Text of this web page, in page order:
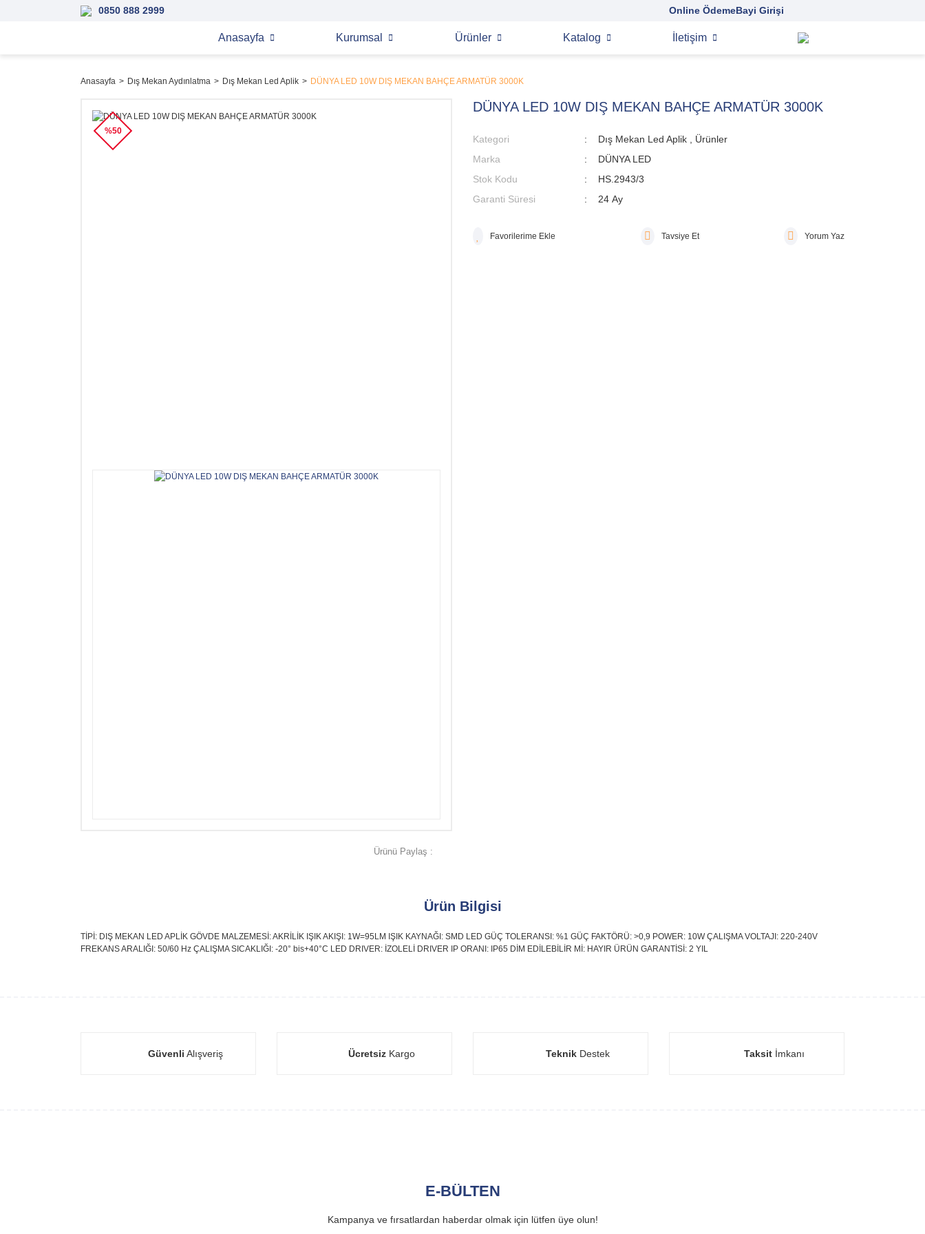
0850 888 2999 Online ÖdemeBayi Girişi
Anasayfa Kurumsal Ürünler Katalog İletişim
Anasayfa Dış Mekan Aydınlatma Dış Mekan Led Aplik DÜNYA LED 10W DIŞ MEKAN BAHÇE ARMATÜR 3000K
%50
Ürünü Paylaş :
DÜNYA LED 10W DIŞ MEKAN BAHÇE ARMATÜR 3000K
Kategori Dış Mekan Led Aplik
Ürünler
Marka
DÜNYA LED
Stok Kodu
HS.2943/3
Garanti Süresi
24 Ay
Tavsiye Et Yorum Yaz
Ürün Bilgisi
TİPİ: DIŞ MEKAN LED APLİK GÖVDE MALZEMESİ: AKRİLİK IŞIK AKIŞI: 1W=95LM IŞIK KAYNAĞI: SMD LED GÜÇ TOLERANSI: %1 GÜÇ FAKTÖRÜ: >0,9 POWER: 10W ÇALIŞMA VOLTAJI: 220-240V
FREKANS ARALIĞI: 50/60 Hz ÇALIŞMA SICAKLIĞI: -20° bis+40°C LED DRIVER: İZOLELİ DRIVER IP ORANI: IP65 DİM EDİLEBİLİR Mİ: HAYIR ÜRÜN GARANTİSİ: 2 YIL
Güvenli Alışveriş Ücretsiz Kargo Teknik Destek Taksitİmkanı
E-BÜLTEN
Kampanya ve fırsatlardan haberdar olmak için lütfen üye olun!